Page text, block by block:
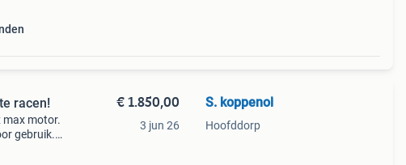
racen!
max motor.
gebruik.
€ 1.850,00
3 jun 26
S. koppenol
Hoofddorp